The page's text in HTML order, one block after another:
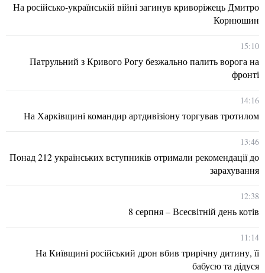
На російсько-українській війні загинув криворіжець Дмитро
Корнюшин
15:10
Патрульний з Кривого Рогу безжально палить ворога на
фронті
14:16
На Харківщині командир артдивізіону торгував тротилом
13:46
Понад 212 українських вступників отримали рекомендації до
зарахування
12:38
8 серпня – Всесвітній день котів
11:14
На Київщині російський дрон вбив трирічну дитину, її
бабусю та дідуся